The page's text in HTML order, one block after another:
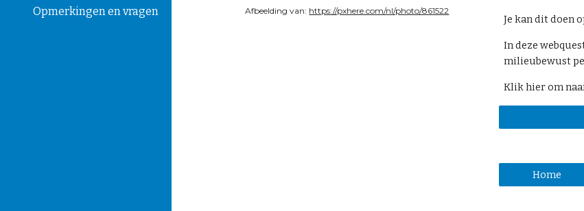
Opmerkingen en vragen Afbeelding van: https://pxhere.com/nl/photo/861522
Je kan dit doen
In deze
milieubewust
Klik hier om
Home